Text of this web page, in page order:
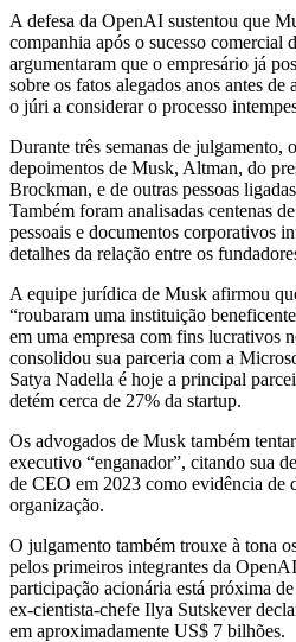
A defesa da OpenAI sustentou que
companhia após o sucesso comercial
argumentaram que o empresário já
sobre os fatos alegados anos antes
o júri a considerar o processo
Durante três semanas de julgamento,
depoimentos de Musk, Altman, do
Brockman, e de outras pessoas
Também foram analisadas centenas
pessoais e documentos corporativos
detalhes da relação entre os
A equipe jurídica de Musk afirmou
“roubaram uma instituição
em uma empresa com fins lucrativos
consolidou sua parceria com a
Satya Nadella é hoje a principal
detém cerca de 27% da startup.
Os advogados de Musk também
executivo “enganador”, citando sua
de CEO em 2023 como evidência de
organização.
O julgamento também trouxe à tona
pelos primeiros integrantes da
participação acionária está próxima
ex-cientista-chefe Ilya Sutskever
em aproximadamente US$ 7 bilhões.